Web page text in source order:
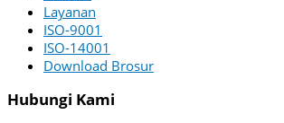
Layanan
ISO-9001
ISO-14001
Download Brosur
Hubungi Kami